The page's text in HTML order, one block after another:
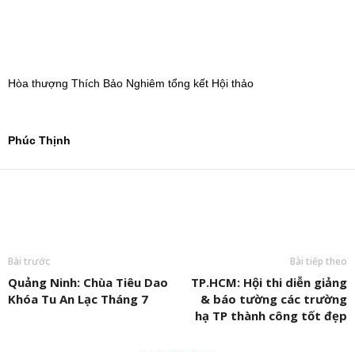
Hòa thượng Thích Bảo Nghiêm tổng kết Hội thảo
Phúc Thịnh
Bài trước
Quảng Ninh: Chùa Tiêu Dao
Khóa Tu An Lạc Tháng 7
Bài tiếp theo
TP.HCM: Hội thi diễn giảng
& báo tường các trường
hạ TP thành công tốt đẹp